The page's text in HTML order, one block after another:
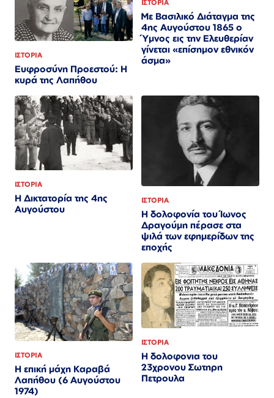
ΙΣΤΟΡΙΑ
Ευφροσύνη Προεστού: Η
κυρά της Λαπήθου
ΙΣΤΟΡΙΑ
Με Βασιλικό Διάταγμα της
4ης Αυγούστου 1865 ο
Ύμνος εις την Ελευθερίαν
γίνεται «επίσημον εθνικόν
άσμα»
ΙΣΤΟΡΙΑ
Η Δικτατορία της 4ης
Αυγούστου
ΙΣΤΟΡΙΑ
Η δολοφονία του Ίωνος
Δραγούμη πέρασε στα
ψιλά των εφημερίδων της
εποχής
ΙΣΤΟΡΙΑ
Η επική μάχη Καραβά
Λαπήθου (6 Αυγούστου
1974)
ΙΣΤΟΡΙΑ
Η δολοφονια του
23χρονου Σωτηρη
Πετρουλα